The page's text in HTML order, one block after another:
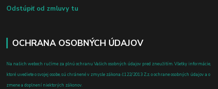
Odstúpiť od zmluvy tu
OCHRANA OSOBNÝCH ÚDAJOV
Na našich weboch ručíme za plnú ochranu Vašich osobných údajov pred zneužitím. Všetky informácie,
ktoré uvediete o svojej osobe, sú chránené v zmysle zákona č.122/2013 Z.z. o ochrane osobných údajov a o
zmene a doplnení niektorých zákonov.